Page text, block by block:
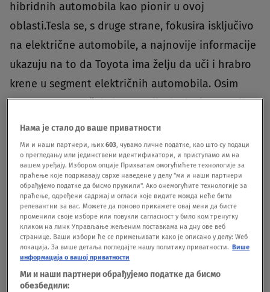
hibridnih automobila kao pionir u ovoj
oblasti.Tesla se, s druge strane, fokusira isključivo
na električne automobile, a najnovije informacije
ukazuju na to da Toyota ima želju da uči i hrabro
krene u segment električnih automobila. Osim
toga, smena na čelu kompanije, kada će 1. aprila
Koji Sato preuzeti ulogu direktora, jasno ukazuje
na otvaranje prema električnoj mobilnosti.Do
tada, Toyota želi da sazna šta je Tesla uradila kako
bi postala uspešna. Prema informacijama sa
Automotive News-a, Toyotini inženjeri su nedavno
detaljno proučili Teslin Model Y, rastavljajući ga na
najmanje delove.
Нама је стало до ваше приватности
Ми и наши партнери, њих603, чувамо личне податке, као што су подаци
о прегледању или јединствени идентификатори, и приступамо им на
вашем уређају. Избором опције Прихватам омогућићете технологије за
праћење које подржавају сврхе наведене у делу "ми и наши партнери
обрађујемо податке да бисмо пружили". Ако онемогућите технологије за
праћење, одређени садржај и огласи које видите можда неће бити
релевантни за вас. Можете да поново прикажете овај мени да бисте
променили своје изборе или повукли сагласност у било ком тренутку
кликом на линк Управљање жељеним поставкама на дну ове веб
странице. Ваши избори ће се примењивати како је описано у делу: Wеб
локација. За више детаља погледајте нашу политику приватности. Више
информација о вашој приватности
Ми и наши партнери обрађујемо податке да бисмо
обезбедили: